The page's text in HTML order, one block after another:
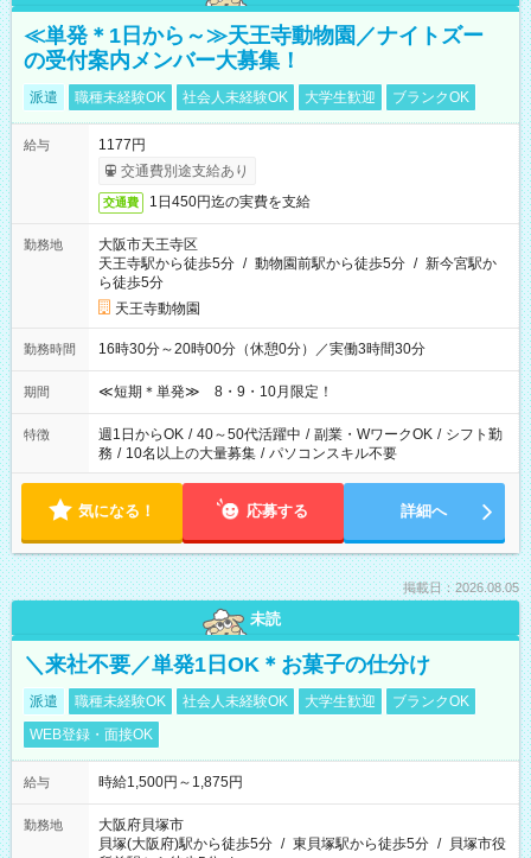
≪単発＊1日から～≫天王寺動物園／ナイトズー
の受付案内メンバー大募集！
派遣 職種未経験OK 社会人未経験OK 大学生歓迎 ブランクOK
給与
1177円
交通費別途支給あり
交通費 1日450円迄の実費を支給
勤務地
大阪市天王寺区
天王寺駅から徒歩5分 / 動物園前駅から徒歩5分 / 新今宮駅か
ら徒歩5分
天王寺動物園
勤務時間 16時30分～20時00分（休憩0分）／実働3時間30分
期間 ≪短期＊単発≫ 8・9・10月限定！
特徴 週1日からOK / 40～50代活躍中 / 副業・WワークOK / シフト勤
務 / 10名以上の大量募集 / パソコンスキル不要
気になる！ 応募する 詳細へ
掲載日：2026.08.05
未読
＼来社不要／単発1日OK＊お菓子の仕分け
派遣 職種未経験OK 社会人未経験OK 大学生歓迎
ブランクOK
WEB登録・面接OK
給与 時給1,500円～1,875円
勤務地
大阪府貝塚市
貝塚(大阪府)駅から徒歩5分 / 東貝塚駅から徒歩5分 / 貝塚市役